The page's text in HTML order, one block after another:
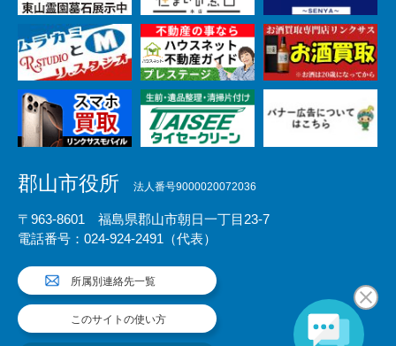
郡山市役所 法人番号9000020072036
〒963-8601 福島県郡山市朝日一丁目23-7
電話番号：024-924-2491（代表）
所属別連絡先一覧
このサイトの使い方